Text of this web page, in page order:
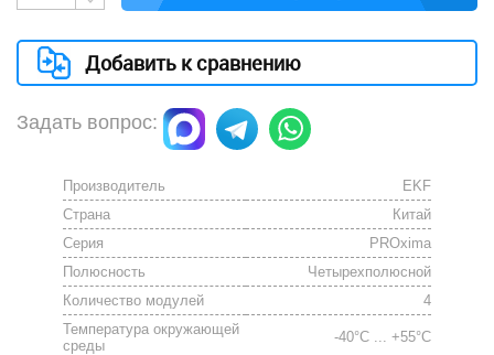
Добавить к сравнению
Задать вопрос:
Производитель
EKF
Страна
Китай
Серия
PROxima
Полюсность
Четырехполюсной
Количество модулей
4
Температура окружающей
среды
-40°C ... +55°C